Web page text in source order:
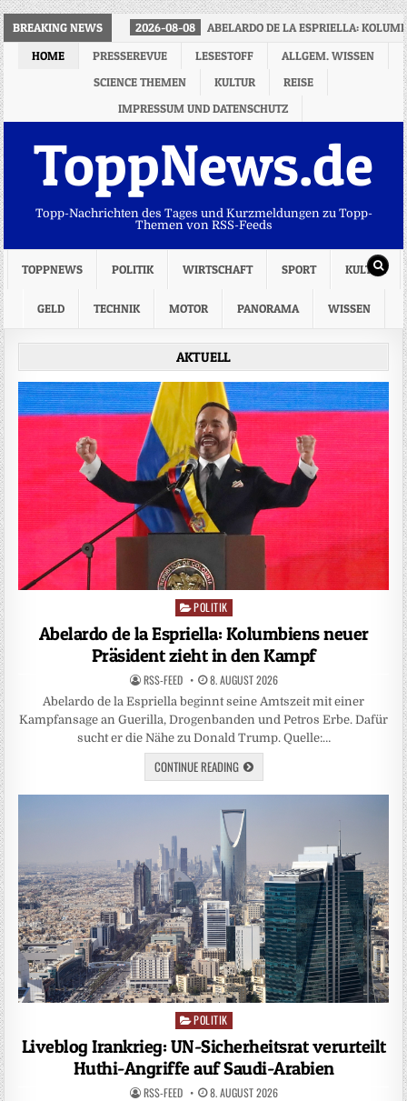
BREAKING NEWS 2026-08-08
ABELARDO DE LA ESPRIELLA:
HOME
PRESSEREVUE LESESTOFF
ALLGEM. WISSEN
SCIENCE THEMEN
KULTUR
REISE
IMPRESSUM UND DATENSCHUTZ
ToppNews.de
Topp-Nachrichten des Tages und Kurzmeldungen zu Topp-
Themen von RSS-Feeds
TOPPNEWS POLITIK WIRTSCHAFT SPORT KULTUR
GELD TECHNIK MOTOR PANORAMA WISSEN
AKTUELL
Posted
POLITIK
Abelardo de la Espriella: Kolumbiens neuer
Präsident zieht in den Kampf
RSS-FEED 8. AUGUST 2026
Abelardo de la Espriella beginnt seine Amtszeit mit einer
Kampfansage an Guerilla, Drogenbanden und Petros Erbe. Dafür
sucht er die Nähe zu Donald Trump. Quelle:…
CONTINUE READING
Posted
in
POLITIK
Liveblog Irankrieg: UN-Sicherheitsrat verurteilt
Huthi-Angriffe auf Saudi-Arabien
RSS-FEED 8. AUGUST 2026